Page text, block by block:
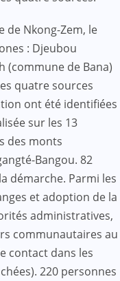
de Nkong-Zem, le
: Djeubou
(commune de Bana)
quatre sources
ont été identifiées
sur les 13
des monts
Bangou. 82
démarche. Parmi les
et adoption de la
administratives,
communautaires au
contact dans les
220 personnes